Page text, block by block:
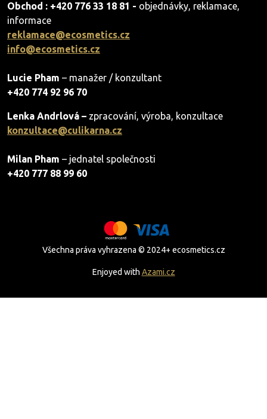
Obchod : +420 776 33 18 81 - objednávky, reklamace,
informace
reklamace@ecosmetics.cz
info@ecosmetics.cz
Lucie Pham – manažer / konzultant
+420 774 92 96 70
Lenka Andrlová – zpracování, výroba, konzultace
konzultace@culikarna.cz
Milan Pham – jednatel společnosti
+420 777 88 99 60
Všechna práva vyhrazena © 2024+ ecosmetics.cz
Enjoyed with Azami.cz